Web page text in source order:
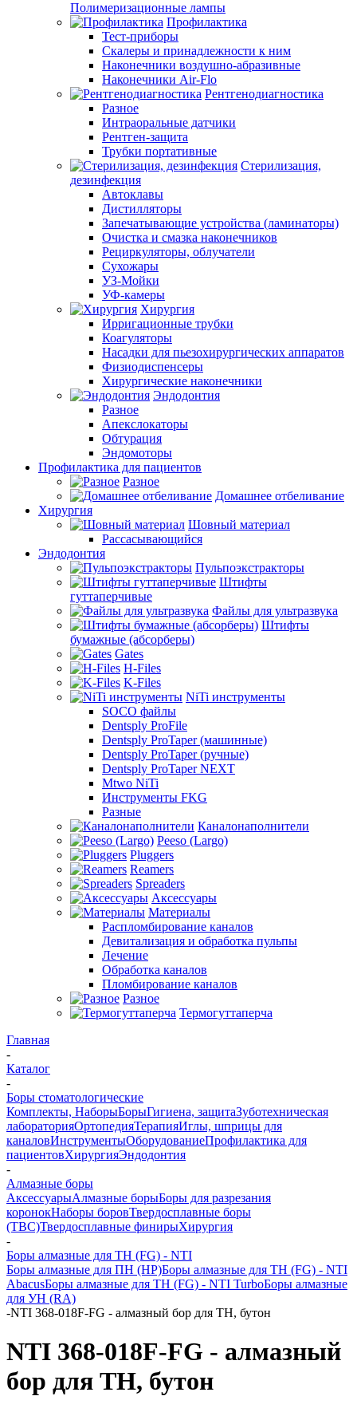
Полимеризационные лампы
Профилактика
Тест-приборы
Скалеры и принадлежности к ним
Наконечники воздушно-абразивные
Наконечники Air-Flo
Рентгенодиагностика
Разное
Интраоральные датчики
Рентген-защита
Трубки портативные
Стерилизация,
дезинфекция
Автоклавы
Дистилляторы
Запечатывающие устройства (ламинаторы)
Очистка и смазка наконечников
Рециркуляторы, облучатели
Сухожары
УЗ-Мойки
УФ-камеры
Хирургия
Ирригационные трубки
Коагуляторы
Насадки для пьезохирургических аппаратов
Физиодиспенсеры
Хирургические наконечники
Эндодонтия
Разное
Апекслокаторы
Обтурация
Эндомоторы
Профилактика для пациентов
Разное
Домашнее отбеливание
Хирургия
Шовный материал
Рассасывающийся
Эндодонтия
Пульпоэкстракторы
Штифты
гуттаперчивые
Файлы для ультразвука
Штифты
бумажные (абсорберы)
Gates
H-Files
K-Files
NiTi инструменты
SOCO файлы
Dentsply ProFile
Dentsply ProTaper (машинные)
Dentsply ProTaper (ручные)
Dentsply ProTaper NEXT
Mtwo NiTi
Инструменты FKG
Разные
Каналонаполнители
Peeso (Largo)
Pluggers
Reamers
Spreaders
Аксессуары
Материалы
Распломбирование каналов
Девитализация и обработка пульпы
Лечение
Обработка каналов
Пломбирование каналов
Разное
Термогуттаперча
Главная
-
Каталог
-
Боры стоматологические
Комплекты, НаборыБорыГигиена, защитаЗуботехническая
лабораторияОртопедияТерапияИглы, шприцы для
каналовИнструментыОборудованиеПрофилактика для
пациентовХирургияЭндодонтия
-
Алмазные боры
АксессуарыАлмазные борыБоры для разрезания
коронокНаборы боровТвердосплавные боры
(ТВС)Твердосплавные финирыХирургия
-
Боры алмазные для ТН (FG) - NTI
Боры алмазные для ПН (HP)Боры алмазные для ТН (FG) - NTI
AbacusБоры алмазные для ТН (FG) - NTI TurboБоры алмазные
для УН (RA)
-NTI 368-018F-FG - алмазный бор для ТН, бутон
NTI 368-018F-FG - алмазный
бор для ТН, бутон